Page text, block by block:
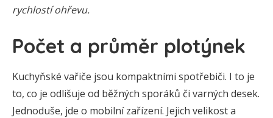
rychlostí ohřevu.
Počet a průměr plotýnek
Kuchyňské vařiče jsou kompaktními spotřebiči. I to je
to, co je odlišuje od běžných sporáků či varných desek.
Jednoduše, jde o mobilní zařízení. Jejich velikost a